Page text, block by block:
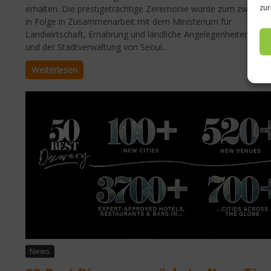
erhalten. Die prestigeträchtige Zeremonie wurde zum zweiten
in Folge in Zusammenarbeit mit dem Ministerium für
Landwirtschaft, Ernährung und ländliche Angelegenheiten
und der Stadtverwaltung von Seoul...
Weiterlesen
News